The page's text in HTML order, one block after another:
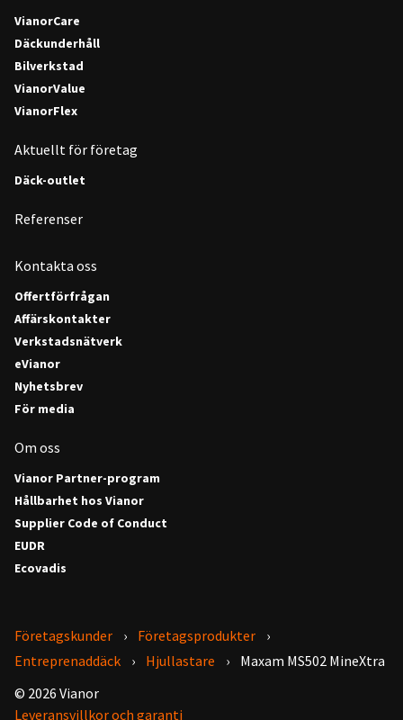
VianorCare
Däckunderhåll
Bilverkstad
VianorValue
VianorFlex
Aktuellt för företag
Däck-outlet
Referenser
Kontakta oss
Offertförfrågan
Affärskontakter
Verkstadsnätverk
eVianor
Nyhetsbrev
För media
Om oss
Vianor Partner-program
Hållbarhet hos Vianor
Supplier Code of Conduct
EUDR
Ecovadis
Företagskunder
Företagsprodukter
Entreprenaddäck
Hjullastare
Maxam MS502 MineXtra
© 2026 Vianor
Leveransvillkor och garanti